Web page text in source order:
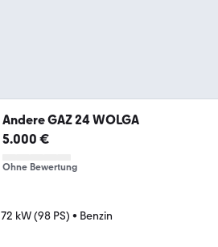
Andere GAZ 24 WOLGA
5.000 €
Ohne Bewertung
72 kW (98 PS) • Benzin